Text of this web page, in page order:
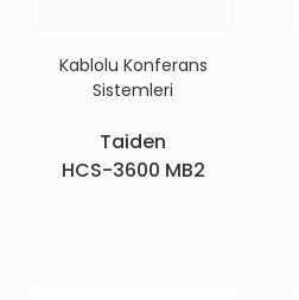
Kablolu Konferans
Sistemleri
Taiden
HCS-3600 MB2